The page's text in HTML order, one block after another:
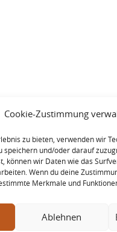
Cookie-Zustimmung
zu bieten, verwenden wir
und/oder darauf
können wir Daten wie das
Wenn du deine
Merkmale und
Ablehnen